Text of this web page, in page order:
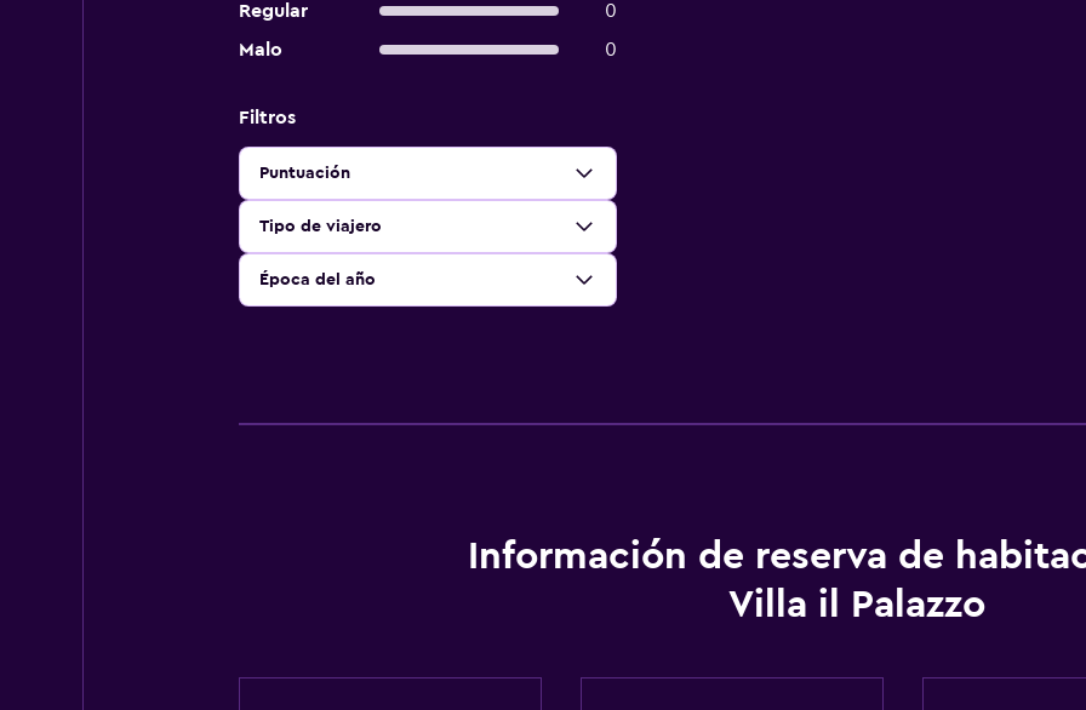
Regular
0
Malo
0
Filtros
Puntuación
Tipo de viajero
Época del año
Información de reserva de
Villa il Palazzo